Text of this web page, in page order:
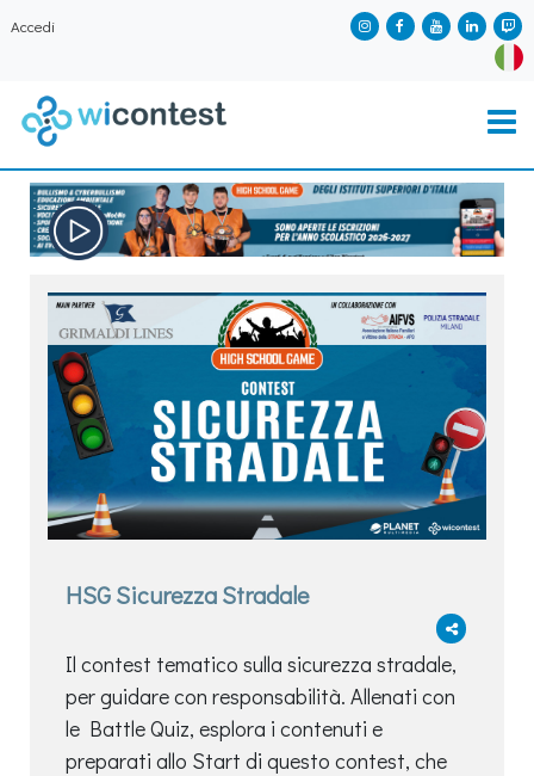
Accedi
HSG Sicurezza Stradale
Il contest tematico sulla sicurezza stradale,
per guidare con responsabilità. Allenati con
le Battle Quiz, esplora i contenuti e
preparati allo Start di questo contest, che